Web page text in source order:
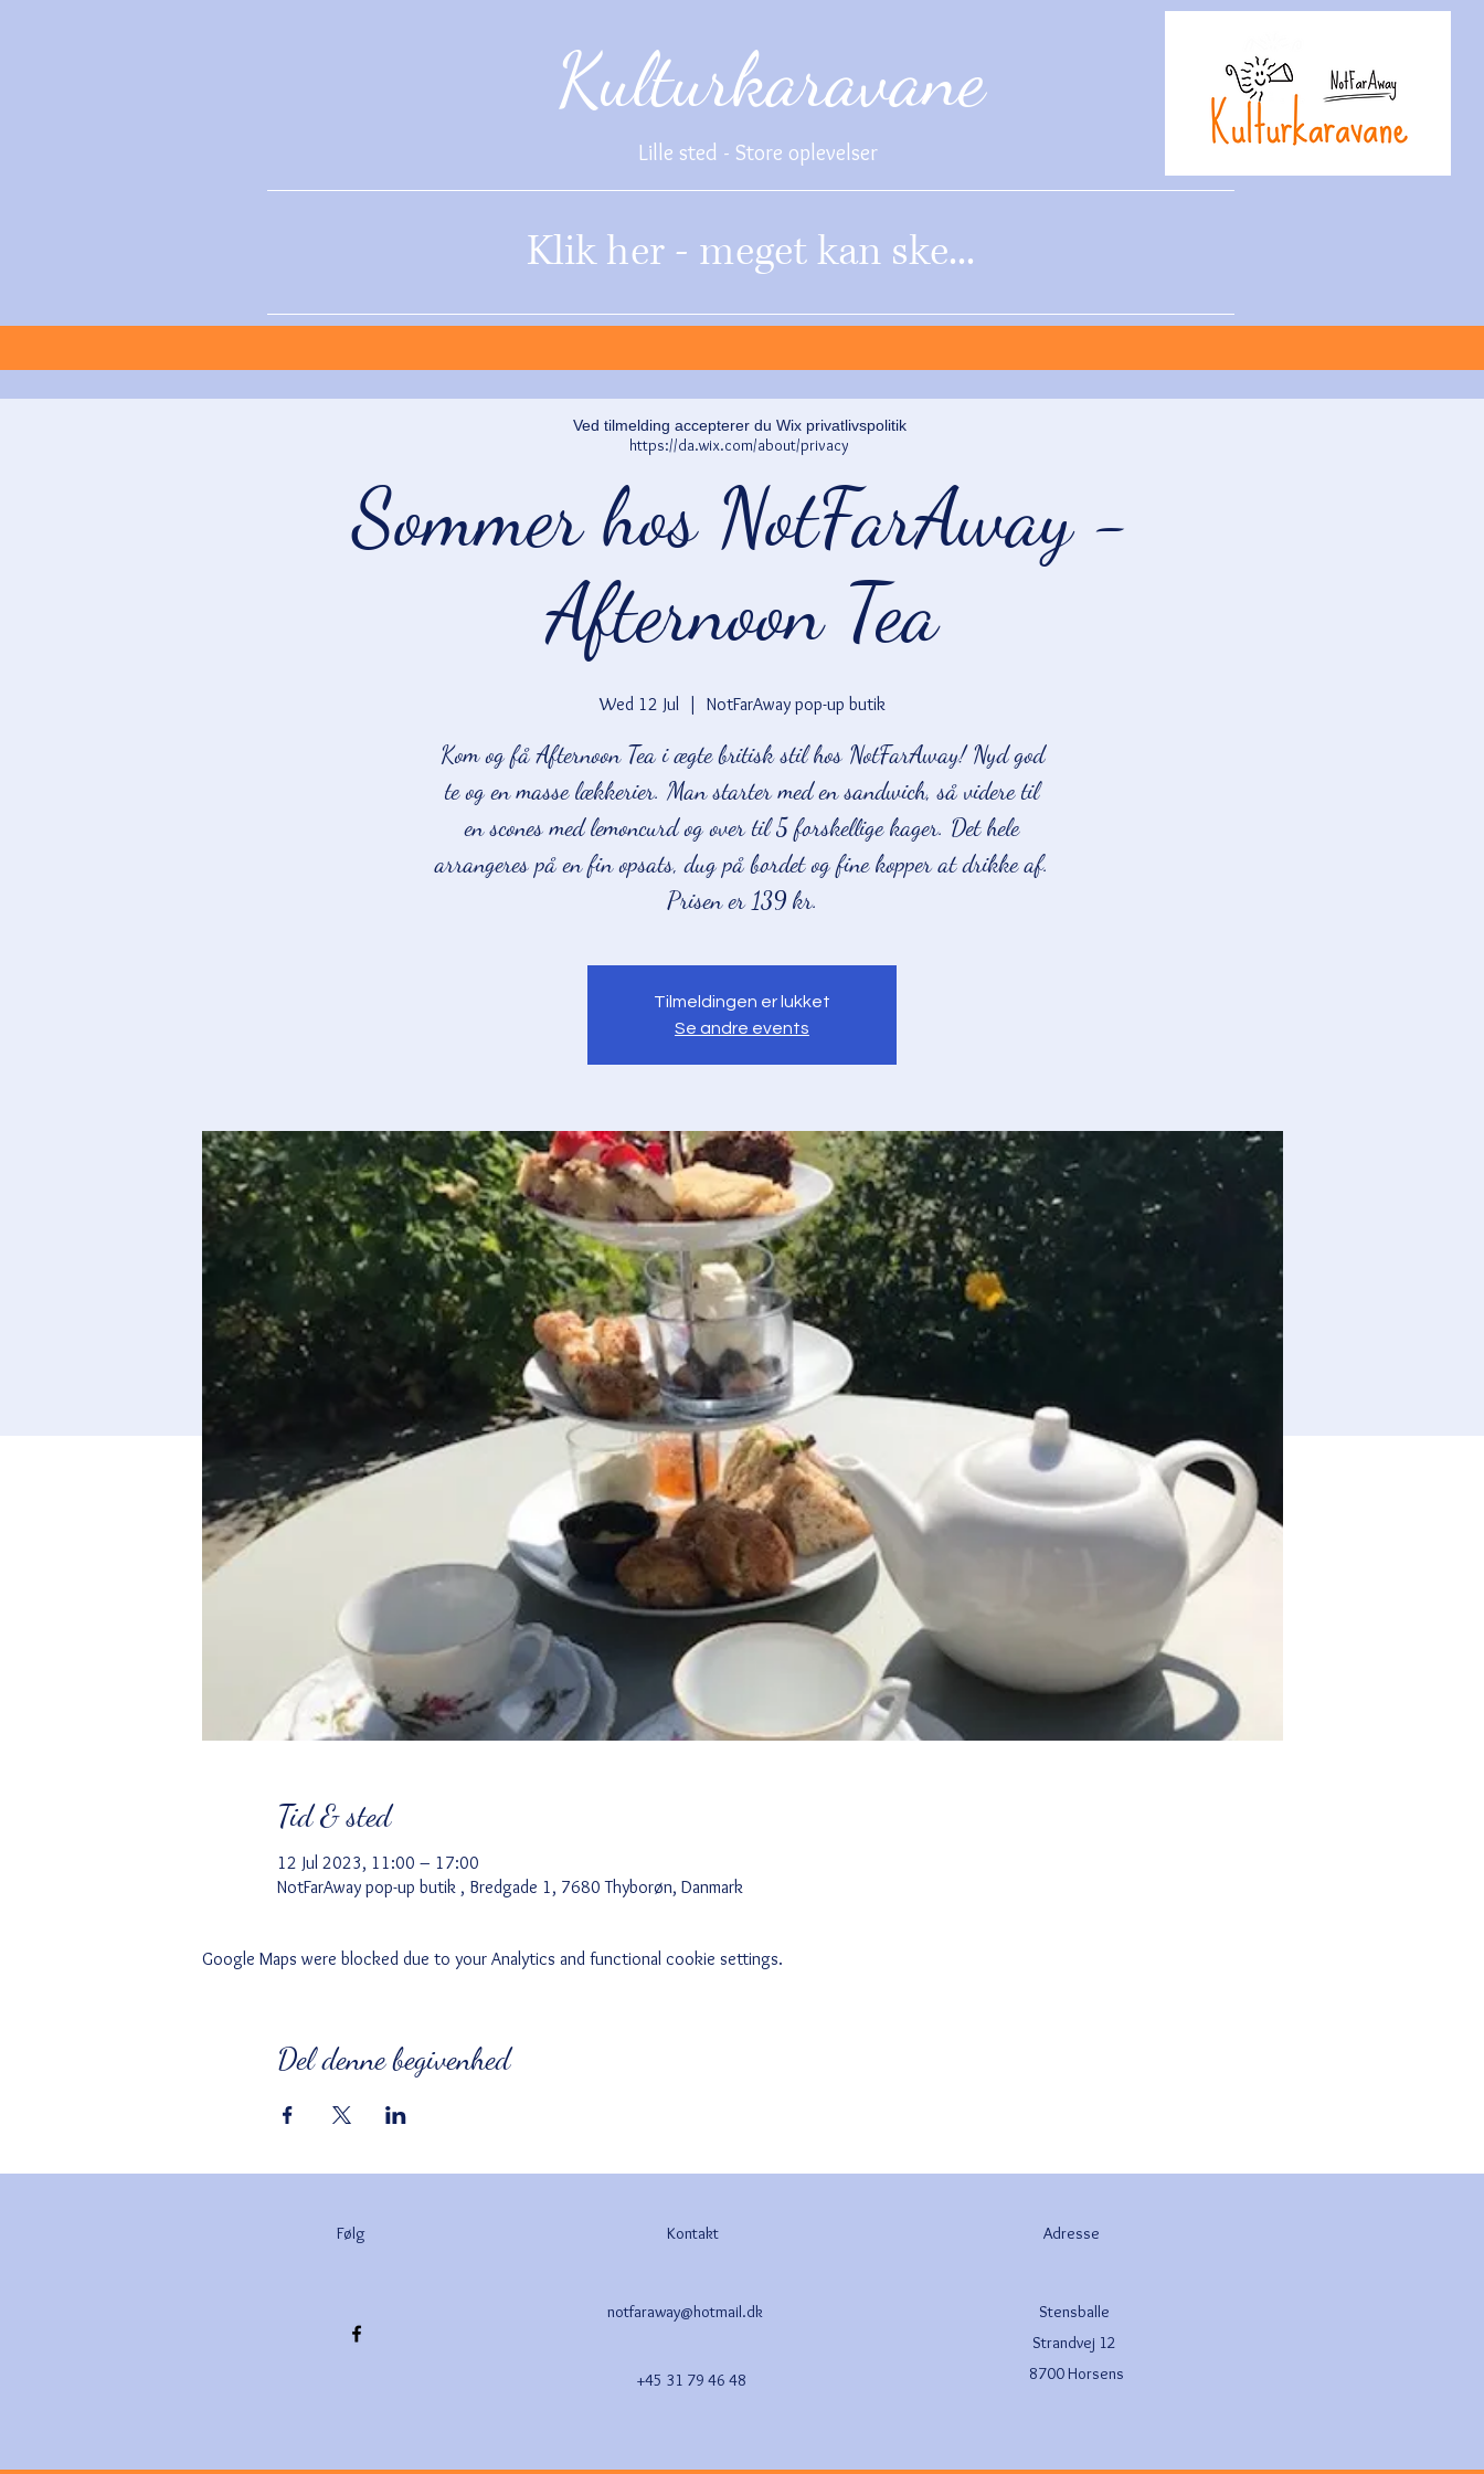
Kulturkaravane
Lille sted - Store oplevelser
Klik her - meget kan ske...
Sommer hos NotFarAway -
Afternoon Tea
Wed 12 Jul
  |
NotFarAway pop-up butik
Kom og få Afternoon Tea i ægte britisk stil hos NotFarAway! Nyd god
te og en masse lækkerier. Man starter med en sandwich, så videre til
en scones med lemoncurd og over til 5 forskellige kager. Det hele
arrangeres på en fin opsats, dug på bordet og fine kopper at drikke af.
Prisen er 139 kr.
Tilmeldingen er lukket
Se andre events
Tid & sted
12 Jul 2023, 11:00 – 17:00
NotFarAway pop-up butik , Bredgade 1, 7680 Thyborøn, Danmark
Google Maps were blocked due to your Analytics and functional cookie settings.
Del denne begivenhed
Ved tilmelding accepterer du Wix privatlivspolitik
https://da.wix.com/about/privacy
Følg Kontakt
notfaraway@hotmail.dk
+45 31 79 46 48
Adresse
Stensballe
Strandvej 12
8700 Horsens